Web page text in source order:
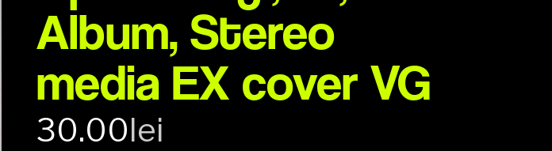
Album, Stereo
media EX cover VG
30.00lei